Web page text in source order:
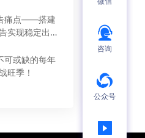
痛点——搭建
实现稳定出
可或缺的每年
旺季！
咨询
公众号